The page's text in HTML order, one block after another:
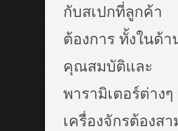
กับสเปกที่ลูกค้า
ต้องการ ทั้งในด้า
คุณสมบัติและ
พารามิเตอร์ต่างๆ
เครื่องจักรต้องส